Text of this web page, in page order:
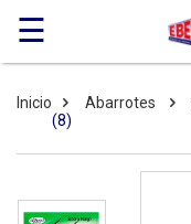
☰
Inicio Abarrotes
(8)